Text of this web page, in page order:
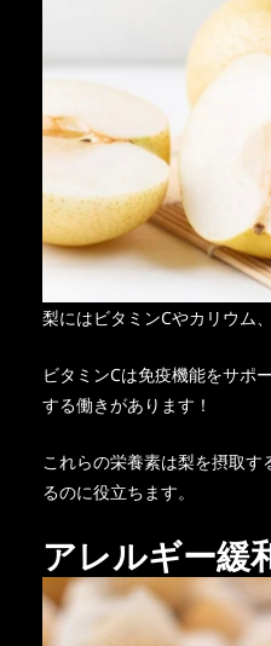
梨にはビタミンCやカリウム
ビタミンCは免疫機能をサポ
する働きがあります！
これらの栄養素は梨を摂取
るのに役立ちます。
アレルギー緩